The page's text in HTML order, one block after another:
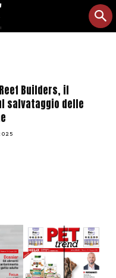
Builders, il
salvataggio delle